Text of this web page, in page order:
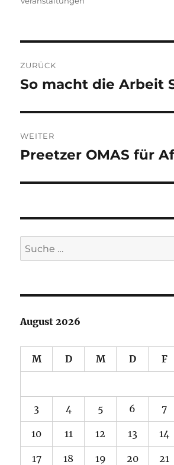
ZURÜCK
Vorheriger
So macht die Arbeit
WEITER
Nächster
Preetzer OMAS für
Suche
nach:
August 2026
M D M D F
3 4 5 6 7
10 11 12 13 14
17 18 19 20 21